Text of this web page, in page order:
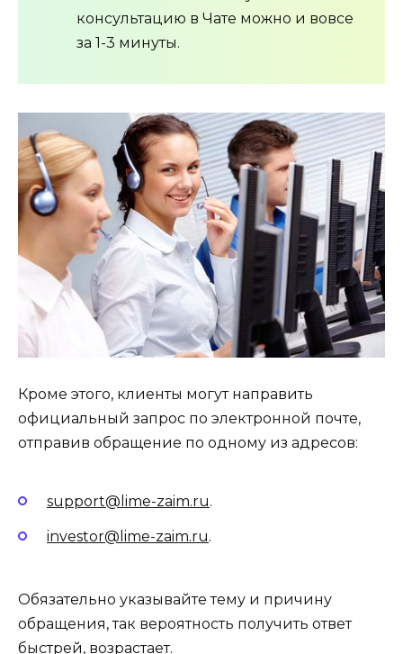
консультацию в Чате можно и вовсе
за 1-3 минуты.
Кроме этого, клиенты могут направить
официальный запрос по электронной почте,
отправив обращение по одному из адресов:
support@lime-zaim.ru.
investor@lime-zaim.ru.
Обязательно указывайте тему и причину
обращения, так вероятность получить ответ
быстрей, возрастает.